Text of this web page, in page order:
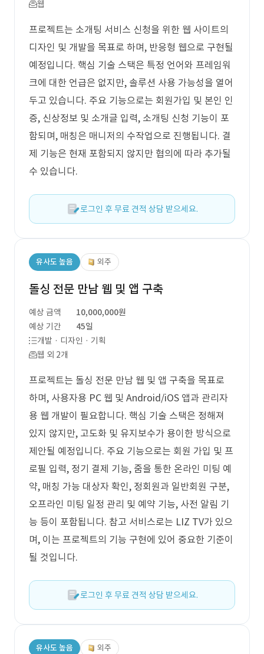
웹
프로젝트는 소개팅 서비스 신청을 위한 웹 사이트의
디자인 및 개발을 목표로 하며, 반응형 웹으로 구현될
예정입니다. 핵심 기술 스택은 특정 언어와 프레임워
크에 대한 언급은 없지만, 솔루션 사용 가능성을 열어
두고 있습니다. 주요 기능으로는 회원가입 및 본인 인
증, 신상정보 및 소개글 입력, 소개팅 신청 기능이 포
함되며, 매칭은 매니저의 수작업으로 진행됩니다. 결
제 기능은 현재 포함되지 않지만 협의에 따라 추가될
수 있습니다.
로그인 후 무료 견적 상담 받으세요.
유사도 높음 외주
돌싱 전문 만남 웹 및 앱 구축
예상 금액
10,000,000원
예상 기간
45일
개발 · 디자인 · 기획
웹 외 2개
프로젝트는 돌싱 전문 만남 웹 및 앱 구축을 목표로
하며, 사용자용 PC 웹 및 Android/iOS 앱과 관리자
용 웹 개발이 필요합니다. 핵심 기술 스택은 정해져
있지 않지만, 고도화 및 유지보수가 용이한 방식으로
제안될 예정입니다. 주요 기능으로는 회원 가입 및 프
로필 입력, 정기 결제 기능, 줌을 통한 온라인 미팅 예
약, 매칭 가능 대상자 확인, 정회원과 일반회원 구분,
오프라인 미팅 일정 관리 및 예약 기능, 사전 알림 기
능 등이 포함됩니다. 참고 서비스로는 LIZ TV가 있으
며, 이는 프로젝트의 기능 구현에 있어 중요한 기준이
될 것입니다.
로그인 후 무료 견적 상담 받으세요.
유사도 높음 외주